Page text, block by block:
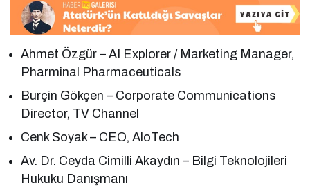
Ahmet Özgür – AI Explorer / Marketing Manager,
Pharminal Pharmaceuticals
Burçin Gökçen – Corporate Communications
Director, TV Channel
Cenk Soyak – CEO, AloTech
Av. Dr. Ceyda Cimilli Akaydın – Bilgi Teknolojileri
Hukuku Danışmanı